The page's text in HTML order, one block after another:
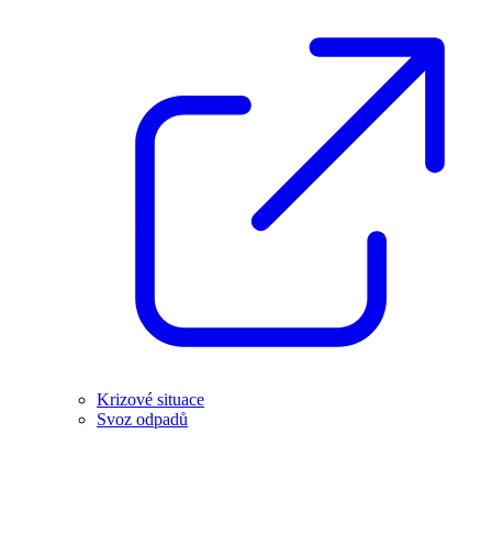
Krizové situace
Svoz odpadů